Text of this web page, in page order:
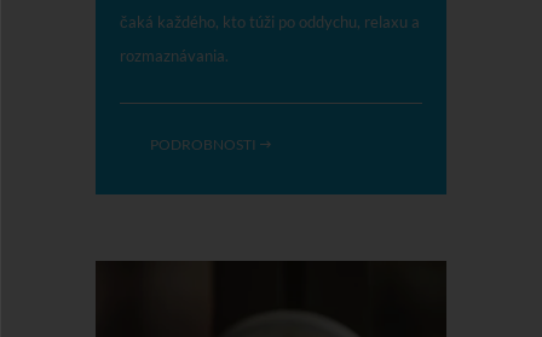
čaká každého, kto túži po oddychu, relaxu a
rozmaznávania.
PODROBNOSTI